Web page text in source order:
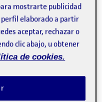
mostrarte publicidad
perfil elaborado a partir
aceptar, rechazar o
clic abajo, u obtener
de cookies.